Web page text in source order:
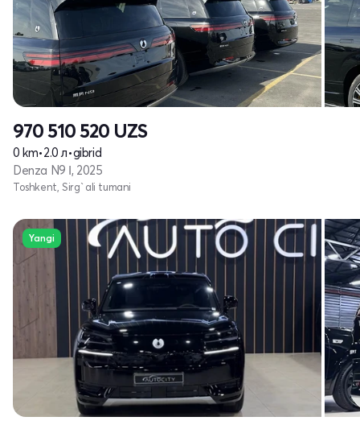
970 510 520 UZS
0 km•2.0 л•gibrid
Denza N9 Ι, 2025
Toshkent, Sirg`ali tumani
Yangi